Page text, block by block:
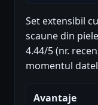
Set extensibil
scaune din
4.44/5 (nr.
momentul
Avantaje